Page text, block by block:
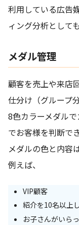
利用している広告
ィング分析として
メダル管理
顧客を売上や来店
仕分け（グループ
8色カラーメダル
でお客様を判断で
メダルの色と内容
例えば、
VIP顧客
紹介を10名以上
お子さんがいら